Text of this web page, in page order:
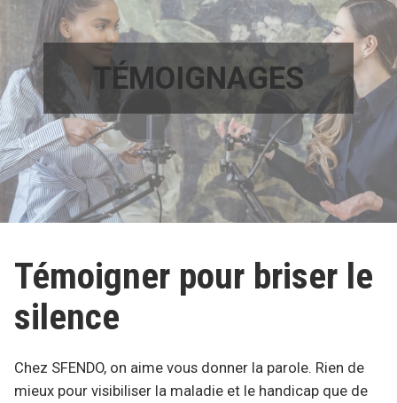
TÉMOIGNAGES
Témoigner pour briser le
silence
Chez SFENDO, on aime vous donner la parole. Rien de
mieux pour visibiliser la maladie et le handicap que de